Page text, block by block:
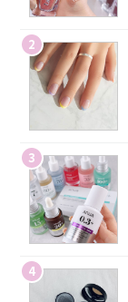
2
3
4